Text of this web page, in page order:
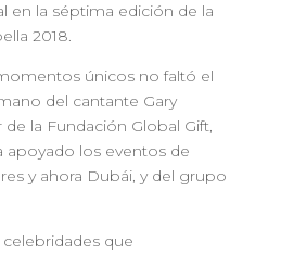
en la séptima edición de la
2018.
únicos no faltó el
del cantante Gary
la Fundación Global Gift,
apoyado los eventos de
y ahora Dubái, y del grupo
celebridades que